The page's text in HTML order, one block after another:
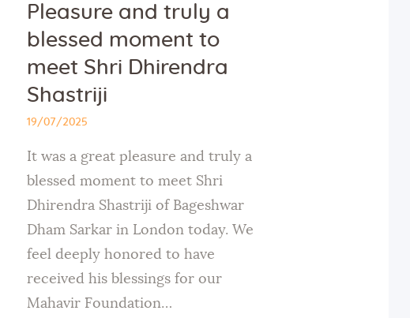
Pleasure and truly a
blessed moment to
meet Shri Dhirendra
Shastriji
19/07/2025
It was a great pleasure and truly a
blessed moment to meet Shri
Dhirendra Shastriji of Bageshwar
Dham Sarkar in London today. We
feel deeply honored to have
received his blessings for our
Mahavir Foundation…